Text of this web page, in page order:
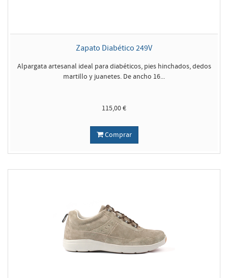
Zapato Diabético 249V
Alpargata artesanal ideal para diabéticos, pies hinchados, dedos
martillo y juanetes. De ancho 16...
115,00 €
Comprar